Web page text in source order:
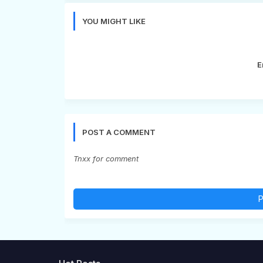
YOU MIGHT LIKE
POST A COMMENT
Tnxx for comment